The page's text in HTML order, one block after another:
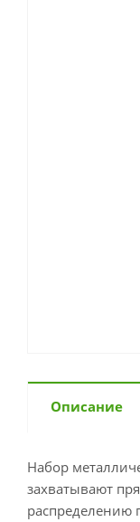
Описание
Набор
захватывают
распределению